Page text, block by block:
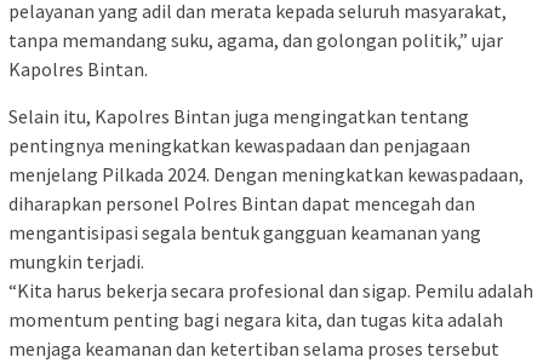
pelayanan yang adil dan merata kepada seluruh masyarakat,
tanpa memandang suku, agama, dan golongan politik,” ujar
Kapolres Bintan.
Selain itu, Kapolres Bintan juga mengingatkan tentang
pentingnya meningkatkan kewaspadaan dan penjagaan
menjelang Pilkada 2024. Dengan meningkatkan kewaspadaan,
diharapkan personel Polres Bintan dapat mencegah dan
mengantisipasi segala bentuk gangguan keamanan yang
mungkin terjadi.
“Kita harus bekerja secara profesional dan sigap. Pemilu adalah
momentum penting bagi negara kita, dan tugas kita adalah
menjaga keamanan dan ketertiban selama proses tersebut